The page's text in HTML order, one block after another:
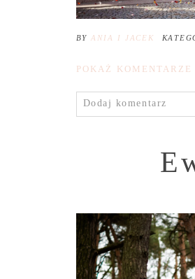
BY ANIA I JACEK
POKAŻ KOMENTARZE
Dodaj komentarz